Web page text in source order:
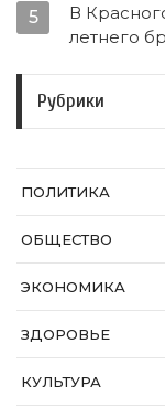
5
В
летнего
Рубрики
ПОЛИТИКА
ОБЩЕСТВО
ЭКОНОМИКА
ЗДОРОВЬЕ
КУЛЬТУРА